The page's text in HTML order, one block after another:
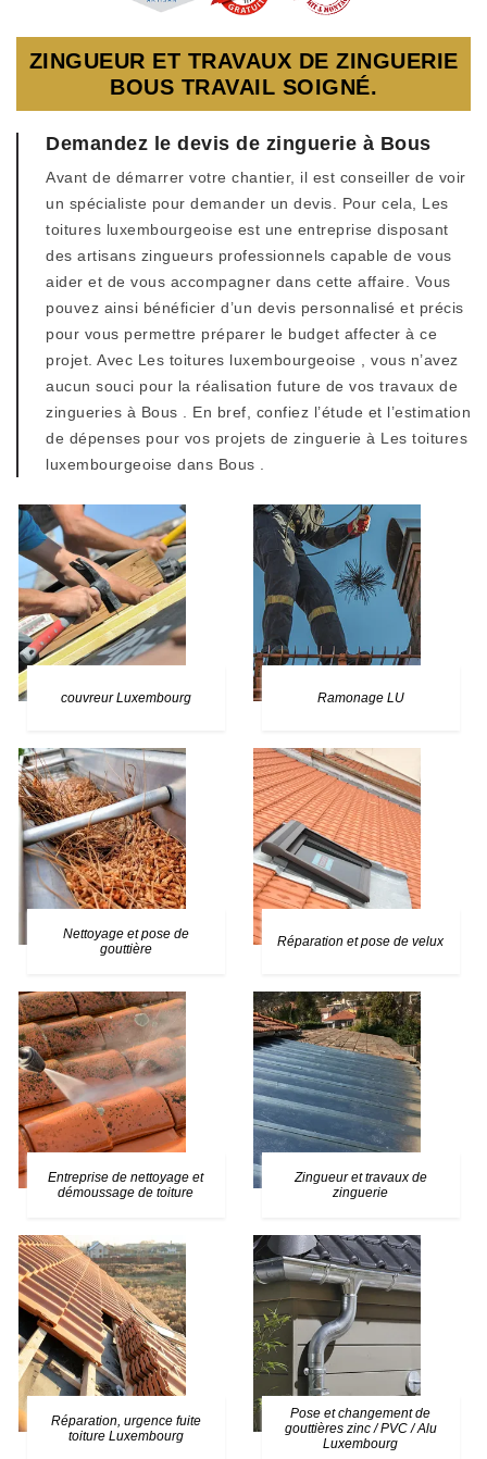
ZINGUEUR ET TRAVAUX DE ZINGUERIE
BOUS TRAVAIL SOIGNÉ.
Demandez le devis de zinguerie à Bous
Avant de démarrer votre chantier, il est conseiller de voir
un spécialiste pour demander un devis. Pour cela, Les
toitures luxembourgeoise est une entreprise disposant
des artisans zingueurs professionnels capable de vous
aider et de vous accompagner dans cette affaire. Vous
pouvez ainsi bénéficier d’un devis personnalisé et précis
pour vous permettre préparer le budget affecter à ce
projet. Avec Les toitures luxembourgeoise , vous n’avez
aucun souci pour la réalisation future de vos travaux de
zingueries à Bous . En bref, confiez l’étude et l’estimation
de dépenses pour vos projets de zinguerie à Les toitures
luxembourgeoise dans Bous .
couvreur Luxembourg Ramonage LU
Nettoyage et pose de
gouttière
Réparation et pose de velux
Entreprise de nettoyage et
démoussage de toiture
Zingueur et travaux de
zinguerie
Réparation, urgence fuite
toiture Luxembourg
Pose et changement de
gouttières zinc / PVC / Alu
Luxembourg